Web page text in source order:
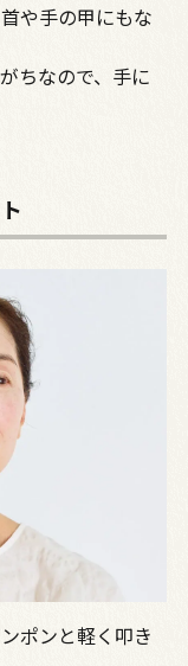
や手の甲にもな
ちなので、手に
ポンと軽く叩き